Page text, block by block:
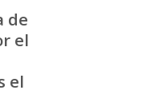
de
el
el